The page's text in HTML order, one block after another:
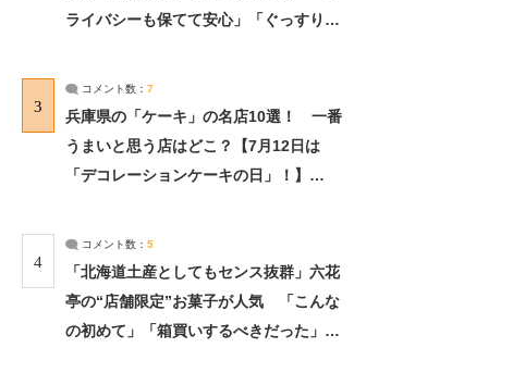
ライバシーも保てて安心」「ぐっすり眠
3
コメント数： 7
兵庫県の「ケーキ」の名店10選！ 一番
うまいと思う店はどこ？【7月12日は
「デコレーションケーキの日」！】
4
コメント数： 5
「北海道土産としてもセンス抜群」六花
亭の“店舗限定”お菓子が人気 「こんな
の初めて」「箱買いするべきだった」